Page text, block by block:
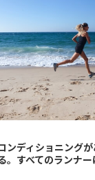
ンディショニング
。すべてのランナ